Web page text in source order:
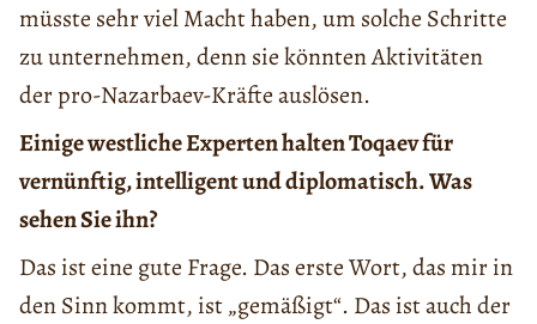
müsste sehr viel Macht haben, um solche Schritte
zu unternehmen, denn sie könnten Aktivitäten
der pro-Nazarbaev-Kräfte auslösen.
Einige westliche Experten halten Toqaev für
vernünftig, intelligent und diplomatisch. Was
sehen Sie ihn?
Das ist eine gute Frage. Das erste Wort, das mir in
den Sinn kommt, ist „gemäßigt“. Das ist auch der